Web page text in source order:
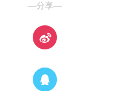
—分享—